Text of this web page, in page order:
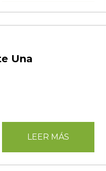
Una
LEER MÁS